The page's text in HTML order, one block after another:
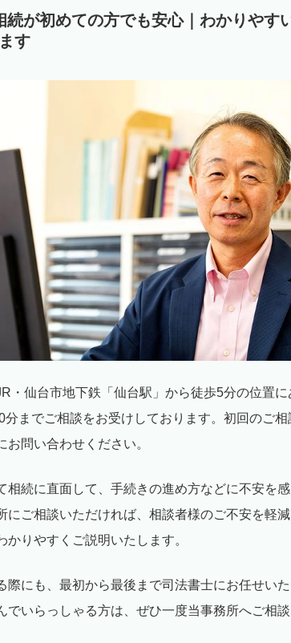
続が初めての方でも安心｜わかりやす
す
・仙台市地下鉄「仙台駅」から徒歩5分の位置
分までご相談をお受けしております。初回のご
お問い合わせください。
相続に直面して、手続きの進め方などに不安を
にご相談いただければ、相談者様のご不安を軽
かりやすくご説明いたします。
際にも、最初から最後まで司法書士にお任せい
でいらっしゃる方は、ぜひ一度当事務所へご相談